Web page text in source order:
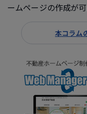
ームページの作成が可
本コラム